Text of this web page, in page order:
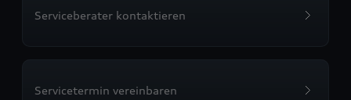
Serviceberater kontaktieren
Servicetermin vereinbaren